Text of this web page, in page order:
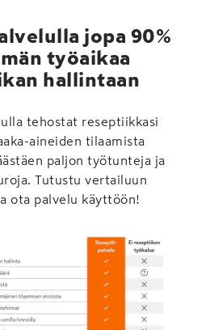
jopa 90%
työaikaa
hallintaan
tehostat reseptiikkasi
aineiden tilaamista
paljon työtunteja ja
Tutustu vertailuun
ota palvelu käyttöön!